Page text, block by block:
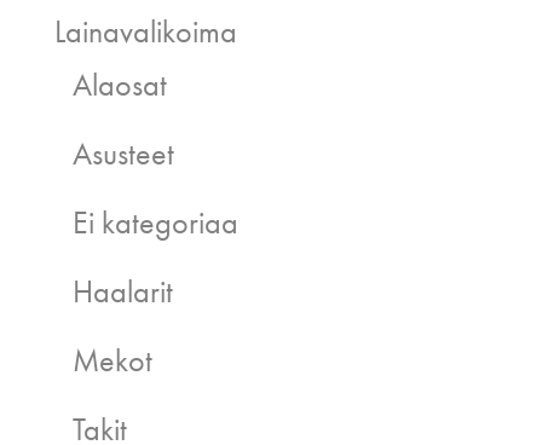
Lainavalikoima
Alaosat
Asusteet
Ei kategoriaa
Haalarit
Mekot
Takit